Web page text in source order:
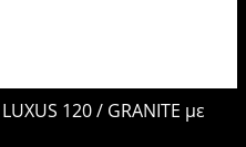
120 / GRANITE με